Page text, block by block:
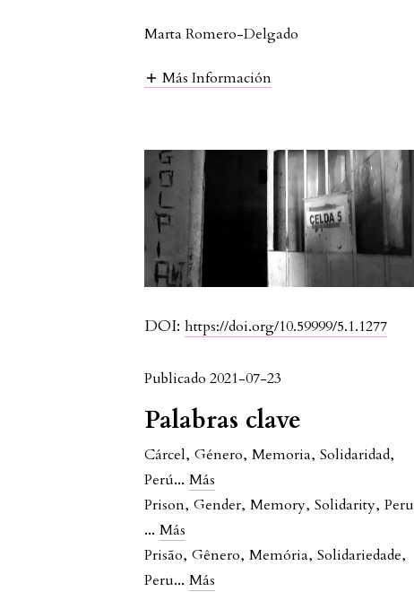
Marta Romero-Delgado
Más Información
DOI:https://doi.org/10.59999/5.1.1277
Publicado 2021-07-23
Palabras clave
Cárcel, Género, Memoria, Solidaridad,
Perú... Más
Prison, Gender, Memory, Solidarity, Peru
... Más
Prisão, Gênero, Memória, Solidariedade,
Peru... Más